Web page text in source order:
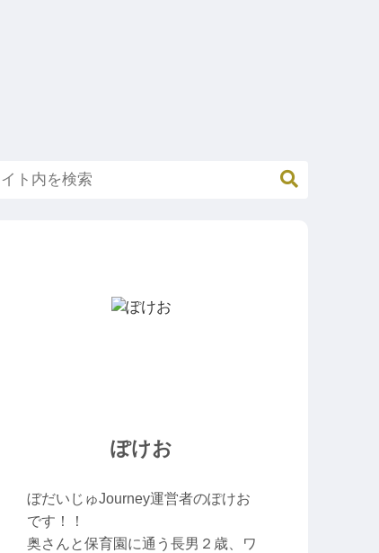
ぽけお
ぼだいじゅJourney運営者のぽけお
です！！
奥さんと保育園に通う長男２歳、ワ